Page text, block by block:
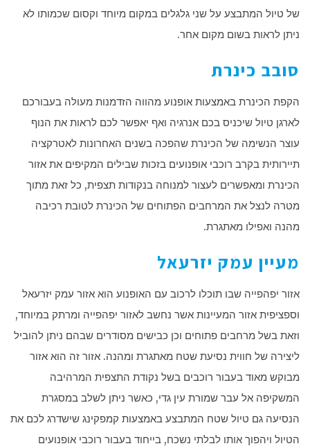
של טיול המתבצע על שני גלגלים במקום מיוחד וקסום שכמותו לא
ניתן לראות בשום מקום אחר.
סובב כינרת
הקפת הכינרת באמצעות אופנוע מהווה הזדמנות מעולה בעבורכם
לארגן טיול שיכניס בכם אנרגיה ואף יאפשר לכם לראות את הנוף
עוצר הנשימה של הכינרת שהפכה בשנים האחרונות לאטרקציה
תיירותית בקרב רוכבי אופנועים בזכות שבילים המקיפים את אזור
הכינרת ומאפשרים לעצור למנוחה בנקודות תצפית, כל זאת מתוך
מטרה לנצל את המרחבים הפתוחים של הכינרת לטובת רכיבה
מהנה ואפילו מאתגרת.
מעיין עמק יזרעאל
אזור יפהפייה שבו תוכלו לרכוב עם האופנוע הוא אזור עמק יזרעאל
וספציפית אזור המעיינות אשר נחשב לאזור יפהפייה ומרתק במיוחד,
וזאת בשל מרחבים פתוחים וכן כבישים מסודרים שבהם ניתן להוביל
ליצירה של חווית נסיעת שטח מאתגרת ומהנה. אזור זה הוא אזור
מבוקש מאוד בעבור רוכבים בשל נקודת התצפית המרהיבה
המשקיפה אל עבר שמורת עין גדי, כאשר ניתן לשלב במסגרת
הנסיעה גם טיול שטח המתבצע באמצעות קמפקינג שישדרג לכם את
הטיול ויהפוך אותו לבלתי נשכח, בייחוד בעבור רוכבי אופנועים